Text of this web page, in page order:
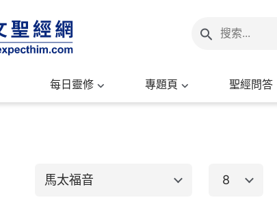
每日靈修 專題頁 聖經問答
馬太福音 8